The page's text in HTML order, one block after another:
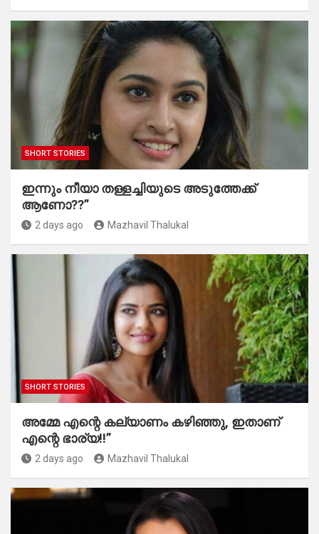
SHORT STORIES
ഇന്നും നീയാ തള്ളച്ചിയുടെ അടുത്തേക്ക്
ആണോ??”
2 days ago Mazhavil Thalukal
SHORT STORIES
അമ്മേ എന്റെ കല്യാണം കഴിഞ്ഞു, ഇതാണ്
എന്റെ ഭാര്യ!!”
2 days ago Mazhavil Thalukal